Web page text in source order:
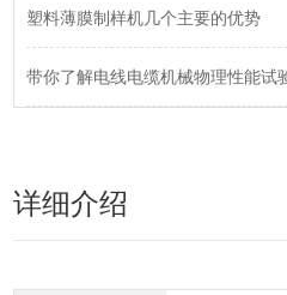
塑料薄膜制样机几个主要的优势
带你了解电线电缆机械物理性能试
详细介绍